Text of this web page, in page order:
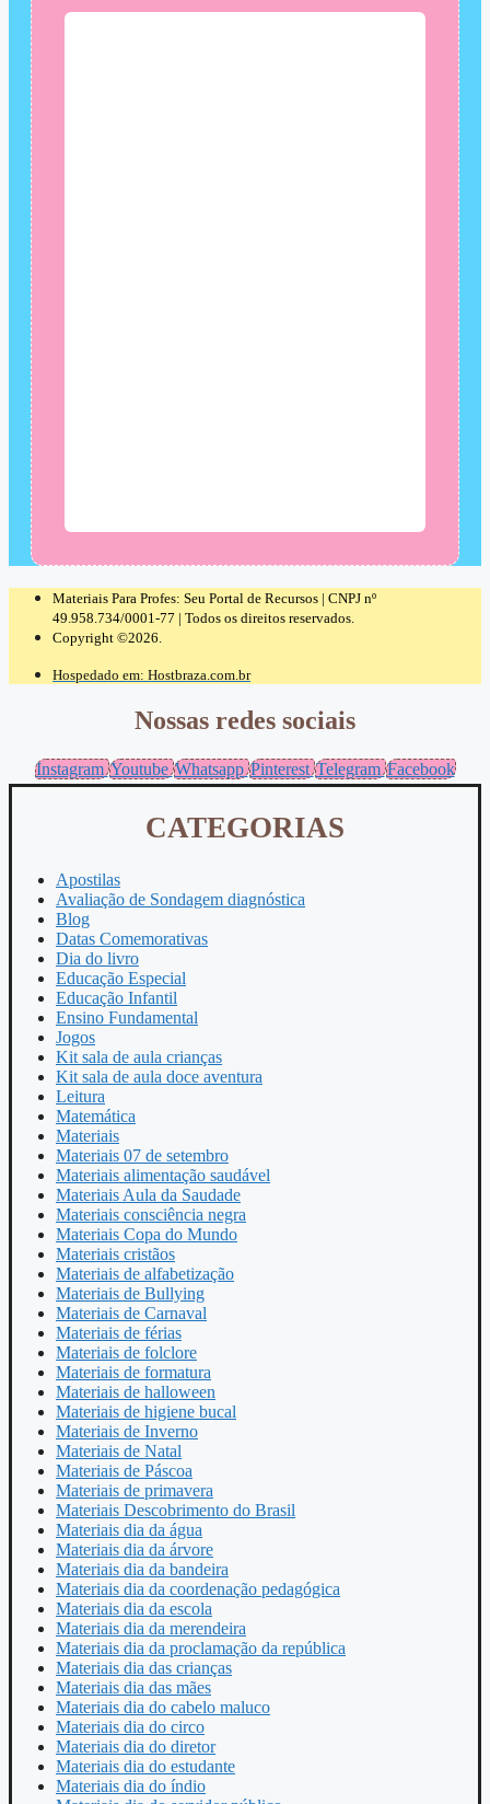
Materiais Para Profes: Seu Portal de Recursos | CNPJ nº
49.958.734/0001-77 | Todos os direitos reservados.
Copyright ©2026.
Hospedado em: Hostbraza.com.br
Nossas redes sociais
Instagram Youtube Whatsapp Pinterest Telegram Facebook
CATEGORIAS
Apostilas
Avaliação de Sondagem diagnóstica
Blog
Datas Comemorativas
Dia do livro
Educação Especial
Educação Infantil
Ensino Fundamental
Jogos
Kit sala de aula crianças
Kit sala de aula doce aventura
Leitura
Matemática
Materiais
Materiais 07 de setembro
Materiais alimentação saudável
Materiais Aula da Saudade
Materiais consciência negra
Materiais Copa do Mundo
Materiais cristãos
Materiais de alfabetização
Materiais de Bullying
Materiais de Carnaval
Materiais de férias
Materiais de folclore
Materiais de formatura
Materiais de halloween
Materiais de higiene bucal
Materiais de Inverno
Materiais de Natal
Materiais de Páscoa
Materiais de primavera
Materiais Descobrimento do Brasil
Materiais dia da água
Materiais dia da árvore
Materiais dia da bandeira
Materiais dia da coordenação pedagógica
Materiais dia da escola
Materiais dia da merendeira
Materiais dia da proclamação da república
Materiais dia das crianças
Materiais dia das mães
Materiais dia do cabelo maluco
Materiais dia do circo
Materiais dia do diretor
Materiais dia do estudante
Materiais dia do índio